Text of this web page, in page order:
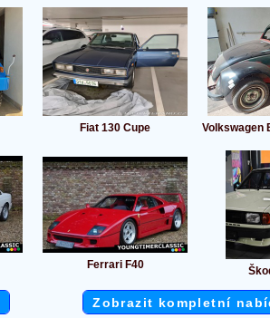
Fiat 130 Cupe Volkswagen
Ferrari F40
Zobrazit kompletní